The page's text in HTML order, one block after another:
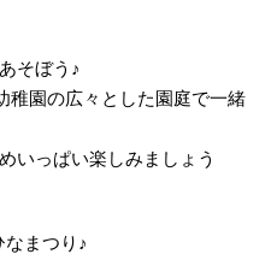
そぼう♪
稚園の広々とした園庭で一緒
いっぱい楽しみましょう
まつり♪